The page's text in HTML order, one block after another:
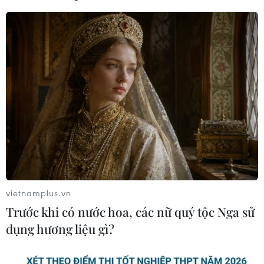
tri thức
07/08/2026 03:40
Vụ chuyên Tuyên Quang: Thu hồi,
hủy bỏ giấy chứng nhận kết quả thi
đã cấp
06/08/2026 13:55
Xem thêm
vietnamplus.vn
Trước khi có nước hoa, các nữ quý tộc Nga sử
dụng hương liệu gì?